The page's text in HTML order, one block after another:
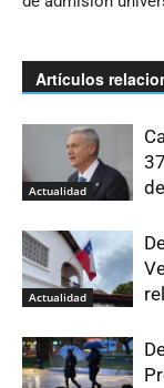
Artículos
Actualidad
Actualidad